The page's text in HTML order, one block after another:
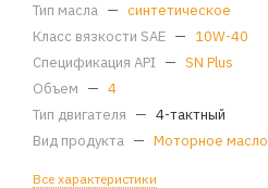
Тип масла — синтетическое
Класс вязкости SAE — 10W-40
Спецификация API — SN Plus
Объем — 4
Тип двигателя — 4-тактный
Вид продукта — Моторное масло
Все характеристики